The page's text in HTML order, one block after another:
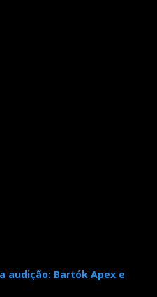
audição: Bartók Apex e